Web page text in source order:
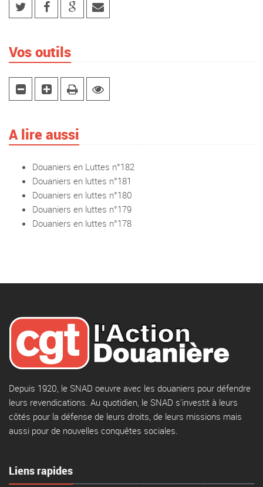
Vos outils
A lire aussi
Douaniers en Luttes n°182
Douaniers en luttes n°181
Douaniers en luttes n°180
Douaniers en luttes n°179
Douaniers en luttes n°178
Depuis 1920, le SNAD oeuvre avec les douaniers pour défendre
leurs revendications. Au quotidien, le SNAD s'investit à leurs
côtés pour la défense de leurs droits, de leurs missions mais
aussi pour de nouvelles conquêtes sociales.
Liens rapides